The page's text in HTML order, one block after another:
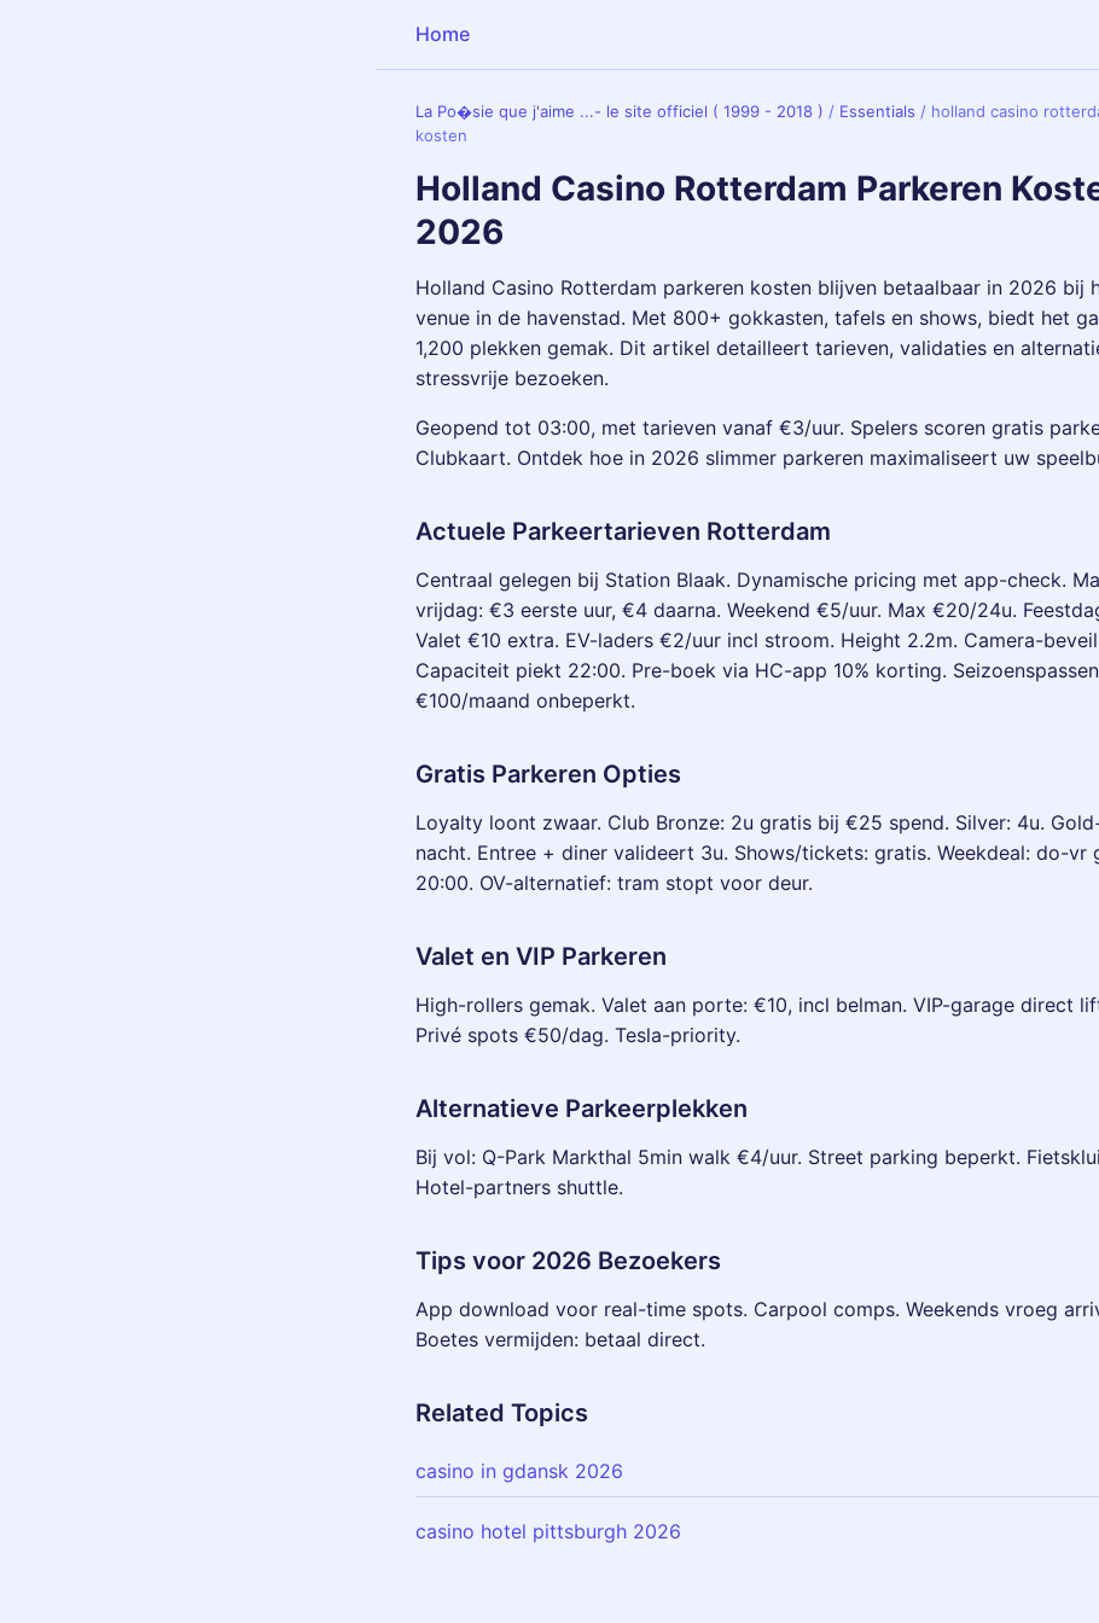
Home
La Po�sie que j'aime ...- le site officiel ( 1999 - 2018 ) / Essentials / holland casino
kosten
Holland Casino Rotterdam Parkeren
2026
Holland Casino Rotterdam parkeren kosten blijven betaalbaar in 2026 bij
venue in de havenstad. Met 800+ gokkasten, tafels en shows, biedt het
1,200 plekken gemak. Dit artikel detailleert tarieven, validaties en
stressvrije bezoeken.
Geopend tot 03:00, met tarieven vanaf €3/uur. Spelers scoren gratis
Clubkaart. Ontdek hoe in 2026 slimmer parkeren maximaliseert uw
Actuele Parkeertarieven Rotterdam
Centraal gelegen bij Station Blaak. Dynamische pricing met app-check.
vrijdag: €3 eerste uur, €4 daarna. Weekend €5/uur. Max €20/24u.
Valet €10 extra. EV-laders €2/uur incl stroom. Height 2.2m. Camera-
Capaciteit piekt 22:00. Pre-boek via HC-app 10% korting. Seizoenspassen
€100/maand onbeperkt.
Gratis Parkeren Opties
Loyalty loont zwaar. Club Bronze: 2u gratis bij €25 spend. Silver: 4u.
nacht. Entree + diner valideert 3u. Shows/tickets: gratis. Weekdeal: do-vr
20:00. OV-alternatief: tram stopt voor deur.
Valet en VIP Parkeren
High-rollers gemak. Valet aan porte: €10, incl belman. VIP-garage direct
Privé spots €50/dag. Tesla-priority.
Alternatieve Parkeerplekken
Bij vol: Q-Park Markthal 5min walk €4/uur. Street parking beperkt.
Hotel-partners shuttle.
Tips voor 2026 Bezoekers
App download voor real-time spots. Carpool comps. Weekends vroeg
Boetes vermijden: betaal direct.
Related Topics
casino in gdansk 2026
casino hotel pittsburgh 2026